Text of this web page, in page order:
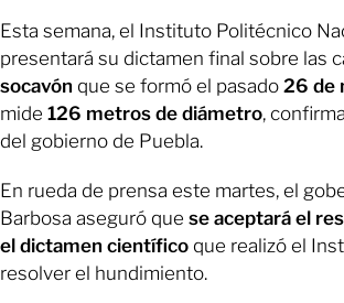
Esta semana, el Instituto Politécnico
presentará su dictamen final sobre las
socavón que se formó el pasado 26 de
mide 126 metros de diámetro,
del gobierno de Puebla.
En rueda de prensa este martes, el
Barbosa aseguró que se aceptará el
el dictamen científico que realizó el
resolver el hundimiento.